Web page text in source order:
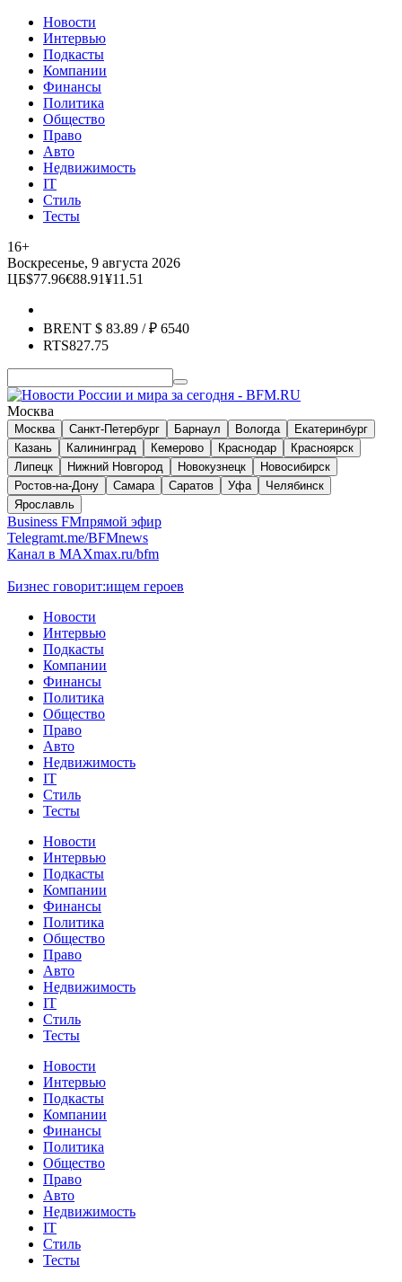
Новости
Интервью
Подкасты
Компании
Финансы
Политика
Общество
Право
Авто
Недвижимость
IT
Стиль
Тесты
16+
Воскресенье, 9 августа 2026
ЦБ$77.96€88.91¥11.51
BRENT $ 83.89 / ₽ 6540
RTS827.75
Москва
Москва Санкт-Петербург Барнаул Вологда
Екатеринбург
Казань
Калининград Кемерово Краснодар
Красноярск
Липецк
Нижний Новгород Новокузнецк
Новосибирск
Ростов-на-Дону
Самара Саратов Уфа
Челябинск
Ярославль
Business FMпрямой эфир
Telegramt.me/BFMnews
Канал в MAXmax.ru/bfm
Бизнес говорит:ищем героев
Новости
Интервью
Подкасты
Компании
Финансы
Политика
Общество
Право
Авто
Недвижимость
IT
Стиль
Тесты
Новости
Интервью
Подкасты
Компании
Финансы
Политика
Общество
Право
Авто
Недвижимость
IT
Стиль
Тесты
Новости
Интервью
Подкасты
Компании
Финансы
Политика
Общество
Право
Авто
Недвижимость
IT
Стиль
Тесты